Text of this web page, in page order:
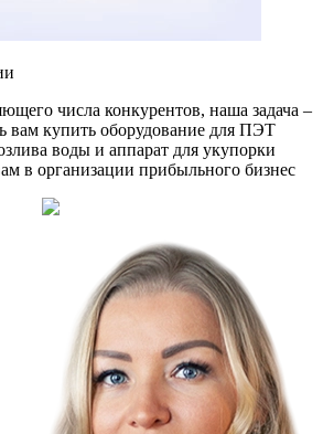
числа конкурентов, наша задача –
вам купить оборудование для ПЭТ
воды и аппарат для укупорки
в организации прибыльного бизнес